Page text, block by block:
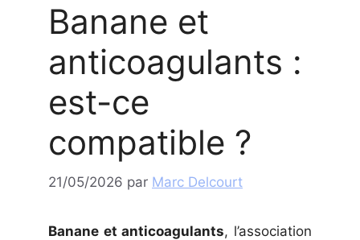
Banane et
anticoagulants :
est-ce
compatible ?
21/05/2026 par Marc Delcourt
Banane et anticoagulants, l’association